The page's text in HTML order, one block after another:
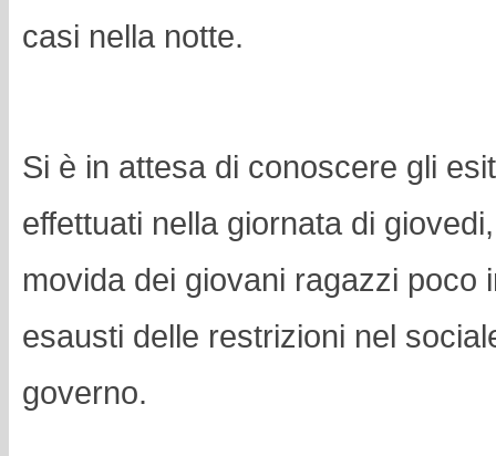
casi nella notte.
Si è in attesa di conoscere gli
effettuati nella giornata di
movida dei giovani ragazzi poco
esausti delle restrizioni nel
governo.